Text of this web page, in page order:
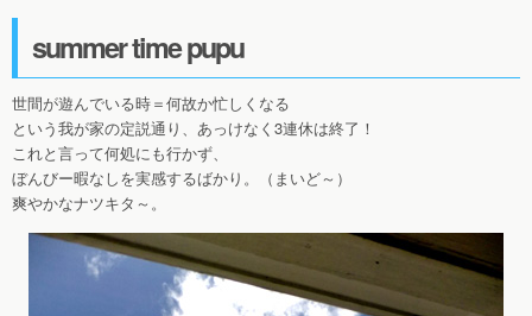
summer time pupu
世間が遊んでいる時＝何故か忙しくなる
という我が家の定説通り、あっけなく3連休は終了！
これと言って何処にも行かず、
ぼんびー暇なしを実感するばかり。（まいど～）
爽やかなナツキタ～。